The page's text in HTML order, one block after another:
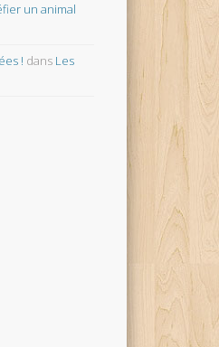
un animal
! dans Les